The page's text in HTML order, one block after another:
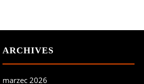
ARCHIVES
marzec 2026